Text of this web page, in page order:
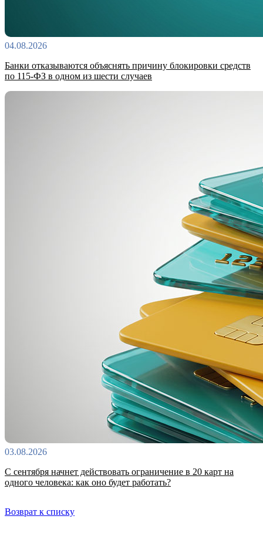
04.08.2026
Банки отказываются объяснять причину блокировки средств
по 115-ФЗ в одном из шести случаев
03.08.2026
С сентября начнет действовать ограничение в 20 карт на
одного человека: как оно будет работать?
Возврат к списку